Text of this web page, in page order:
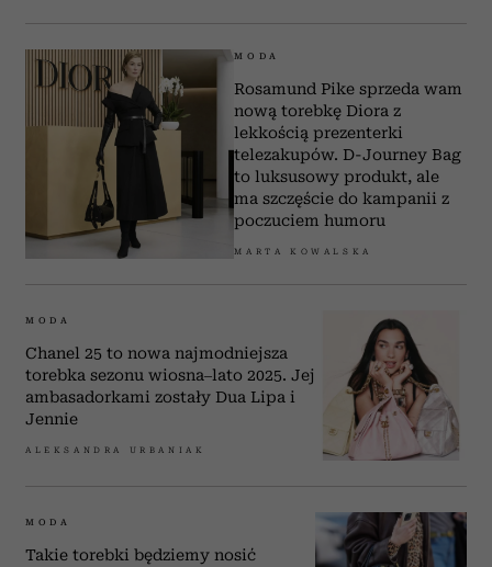
MODA
Rosamund Pike sprzeda wam
nową torebkę Diora z
lekkością prezenterki
telezakupów. D-Journey Bag
to luksusowy produkt, ale
ma szczęście do kampanii z
poczuciem humoru
MARTA KOWALSKA
MODA
Chanel 25 to nowa najmodniejsza
torebka sezonu wiosna–lato 2025. Jej
ambasadorkami zostały Dua Lipa i
Jennie
ALEKSANDRA URBANIAK
MODA
Takie torebki będziemy nosić